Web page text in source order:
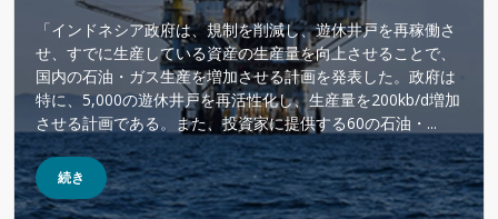
「インドネシア政府は、規制を削減し、遊休井戸を再稼働さ
せ、すでに生産している資産の生産量を向上させることで、
国内の石油・ガス生産を増加させる計画を発表した。政府は
特に、5,000の遊休井戸を再活性化し、生産量を200kb/d増加
させる計画である。また、投資家に提供する60の石油・...
続き